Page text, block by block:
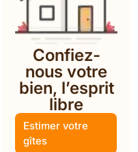
Confiez-
nous votre
bien, l’esprit
libre
Estimer votre
gîtes